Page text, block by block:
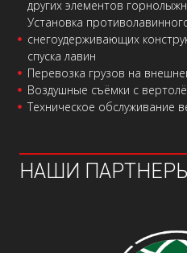
других элементов
Установка
снегоудерживающих
спуска лавин
Перевозка грузов на
Воздушные съёмки с
Техническое обслуживание
НАШИ